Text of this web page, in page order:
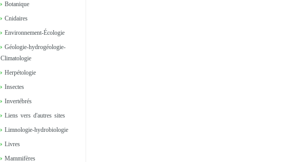
Botanique
Cnidaires
Environnement-Écologie
Géologie-hydrogéologie-
Climatologie
Herpétologie
Insectes
Invertébrés
Liens vers d'autres sites
Limnologie-hydrobiologie
Livres
Mammifères